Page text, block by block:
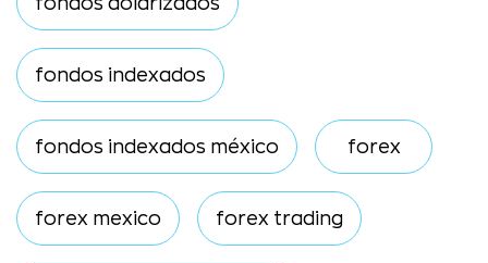
fondos indexados
fondos indexados méxico forex
forex mexico forex trading